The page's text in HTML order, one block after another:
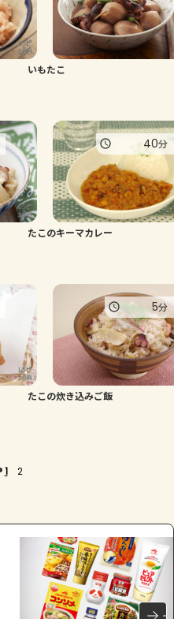
いもたこ
たこのキーマカレー
40分
たこの炊き込みご飯
5分
1 2